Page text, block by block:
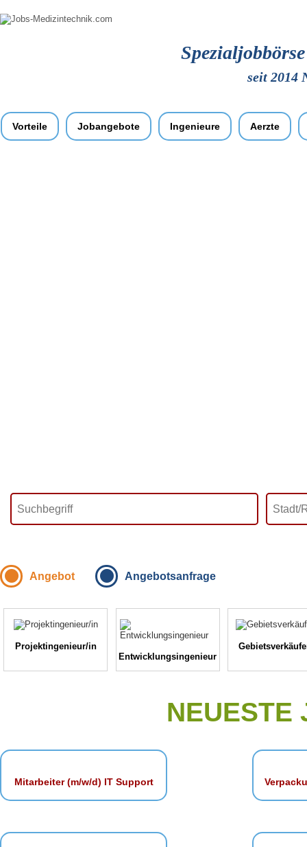
seit 2014
Vorteile Jobangebote Ingenieure Aerzte
Angebot Angebotsanfrage
Projektingenieur/in
Entwicklungsingenieur
NEUESTE
Mitarbeiter (m/w/d) IT Support